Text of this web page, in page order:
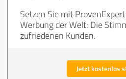
Setzen Sie mit
Werbung der Welt: Die
zufriedenen Kunden.
Jetzt kostenlos